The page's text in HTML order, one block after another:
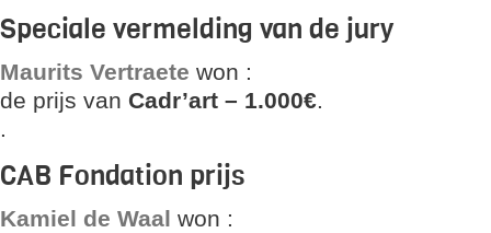
Speciale vermelding van de jury
Maurits Vertraete won :
de prijs van Cadr’art – 1.000€.
.
CAB Fondation prijs
Kamiel de Waal won :